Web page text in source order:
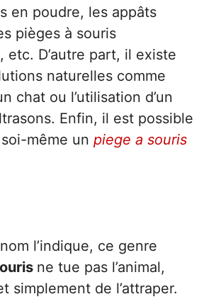
en poudre, les appâts
pièges à souris
etc. D’autre part, il existe
naturelles comme
chat ou l’utilisation d’un
Enfin, il est possible
même un piege a souris
l’indique, ce genre
ne tue pas l’animal,
simplement de l’attraper.